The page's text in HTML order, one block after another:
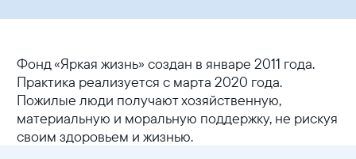
Фонд «Яркая жизнь» создан в январе 2011 года.
Практика реализуется с марта 2020 года.
Пожилые люди получают хозяйственную,
материальную и моральную поддержку, не рискуя
своим здоровьем и жизнью.